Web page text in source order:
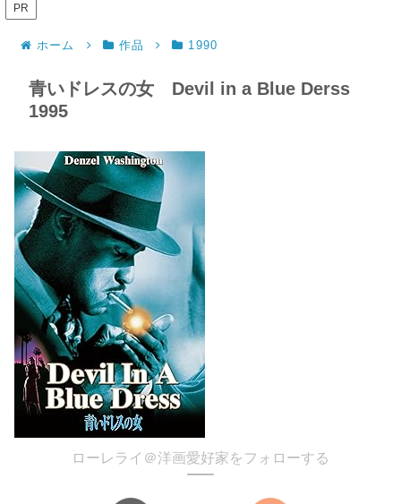
PR
ホーム 作品 1990
青いドレスの女 Devil in a Blue Derss
1995
ローレライ＠洋画愛好家をフォローする